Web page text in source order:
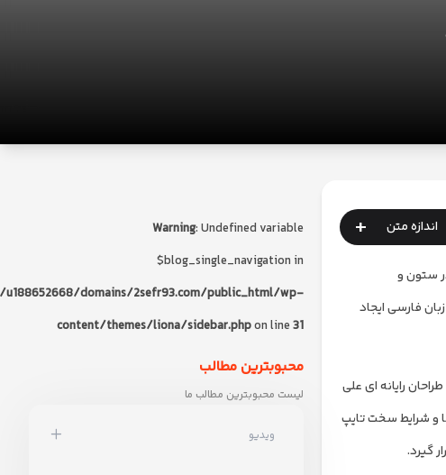
اندازه متن +
ستون و
فارسی ایجاد
رایانه ای علی
و شرایط سخت تایپ
گیرد.
Warning: Undefined variable
$blog_single_navigation in
domains/2sefr93.com/public_html/wp-
content/themes/liona/sidebar.phpon line31
محبوبترین مطالب
لیست محبوبترین مطالب ما
ویدیو